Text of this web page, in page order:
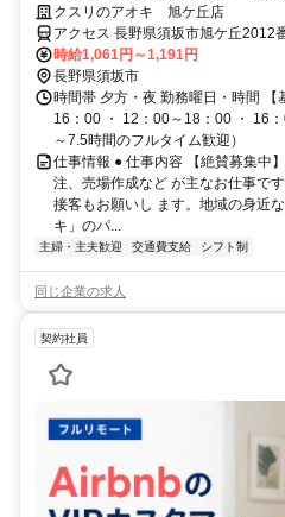
クスリのアオキ 旭ケ丘店
アクセス 長野県須坂市旭ケ丘2012
時給1,061円～1,191円
長野県須坂市
時間帯 夕方・夜 勤務曜日・時間 【
16：00 ・ 12：00～18：00 ・ 16
～7.5時間のフルタイム歓迎）
仕事情報 ● 仕事内容 【絶賛募集中
注、売場作成など が主なお仕事で
接客もお願いし ます。地域の身近
キ」のパ...
主婦・主夫歓迎 交通費支給 シフト制
同じ企業の求人
契約社員